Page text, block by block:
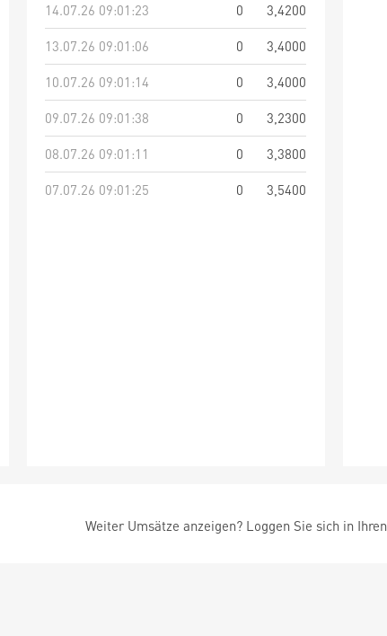
14.07.26 09:01:23
0
3,4200
13.07.26 09:01:06
0
3,4000
10.07.26 09:01:14
0
3,4000
09.07.26 09:01:38
0
3,2300
08.07.26 09:01:11
0
3,3800
07.07.26 09:01:25
0 3,5400
Weiter Umsätze anzeigen? Loggen Sie sich in